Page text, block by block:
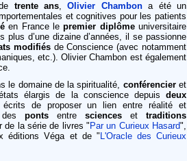
trente ans,Olivier Chambona été un
et cognitives pour les patients
en France lepremier diplômeuniversitaire
plus d’une dizaine d’années, il se passionne
modifiésde Conscience (avec notamment
etc.). Olivier Chambon est également
le domaine de la spiritualité, conférencieret
élargis de la conscience depuis deux
de proposer un lien entre réalité et
desponts entresciences et traditions
de la série de livres "Par un Curieux Hasard",
éditions Véga et de " L'Oracle des Curieux